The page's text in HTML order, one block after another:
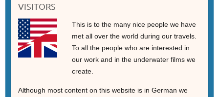
VISITORS
This is to the many nice people we have
met all over the world during our travels.
To all the people who are interested in
our work and in the underwater films we
create.
Although most content on this website is in German we